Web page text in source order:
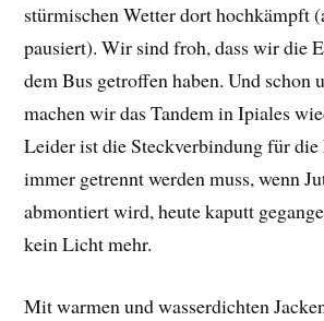
stürmischen Wetter dort hochkämpft
pausiert). Wir sind froh, dass wir die
dem Bus getroffen haben. Und schon
machen wir das Tandem in Ipiales
Leider ist die Steckverbindung für
immer getrennt werden muss, wenn
abmontiert wird, heute kaputt
kein Licht mehr.
Mit warmen und wasserdichten